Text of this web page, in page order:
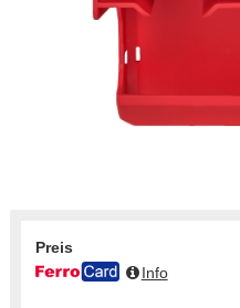
Preis
Info